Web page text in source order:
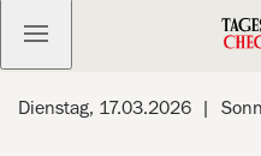
Kostenlos anmelden
Dienstag, 17.03.2026